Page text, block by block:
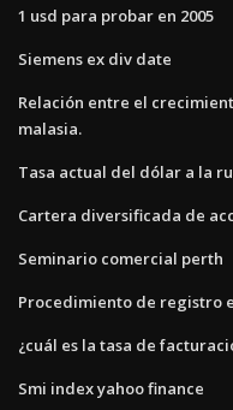
1 usd para probar en 2005
Siemens ex div date
Relación entre el
malasia.
Tasa actual del dólar a la
Cartera diversificada de
Seminario comercial perth
Procedimiento de registro
¿cuál es la tasa de
Smi index yahoo finance